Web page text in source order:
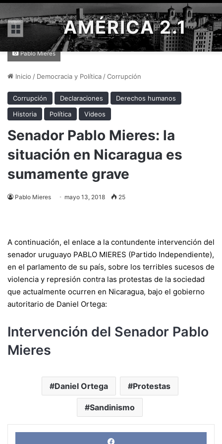
Menú AMÉRICA 2.1
Pablo Mieres
Inicio / Democracia y Política /Corrupción
Corrupción Declaraciones
Derechos humanos
Historia
Política Videos
Senador Pablo Mieres: la
situación en Nicaragua es
sumamente grave
Pablo Mieres mayo 13, 2018 25
A continuación, el enlace a la contundente intervención del
senador uruguayo PABLO MIERES (Partido Independiente),
en el parlamento de su país, sobre los terribles sucesos de
violencia y represión contra las protestas de la sociedad
que actualmente ocurren en Nicaragua, bajo el gobierno
autoritario de Daniel Ortega:
Intervención del Senador Pablo
Mieres
Daniel Ortega Protestas
Sandinismo